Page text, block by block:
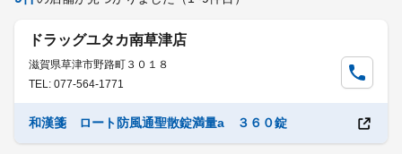
ドラッグユタカ南草津店
滋賀県草津市野路町３０１８
TEL: 077-564-1771
和漢箋 ロート防風通聖散錠満量a ３６０錠